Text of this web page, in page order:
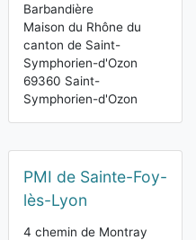
Barbandière
Maison du Rhône du
canton de Saint-
Symphorien-d'Ozon
69360 Saint-
Symphorien-d'Ozon
PMI de Sainte-Foy-
lès-Lyon
4 chemin de Montray